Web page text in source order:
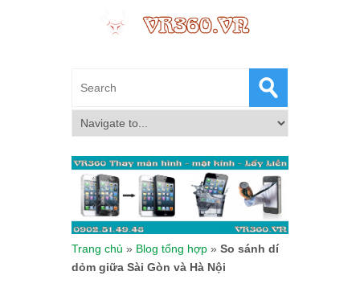
Trang chủ » Blog tổng hợp » So sánh dí
dỏm giữa Sài Gòn và Hà Nội